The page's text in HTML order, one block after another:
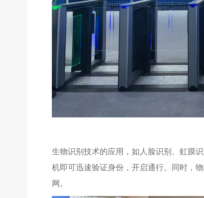
生物识别技术的应用，如人脸识别、虹膜
机即可迅速验证身份，开启通行。同时，
网。